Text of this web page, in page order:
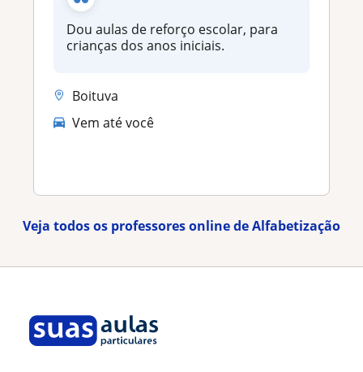
Dou aulas de reforço escolar, para
crianças dos anos iniciais.
Boituva
Vem até você
Veja todos os professores online de Alfabetização